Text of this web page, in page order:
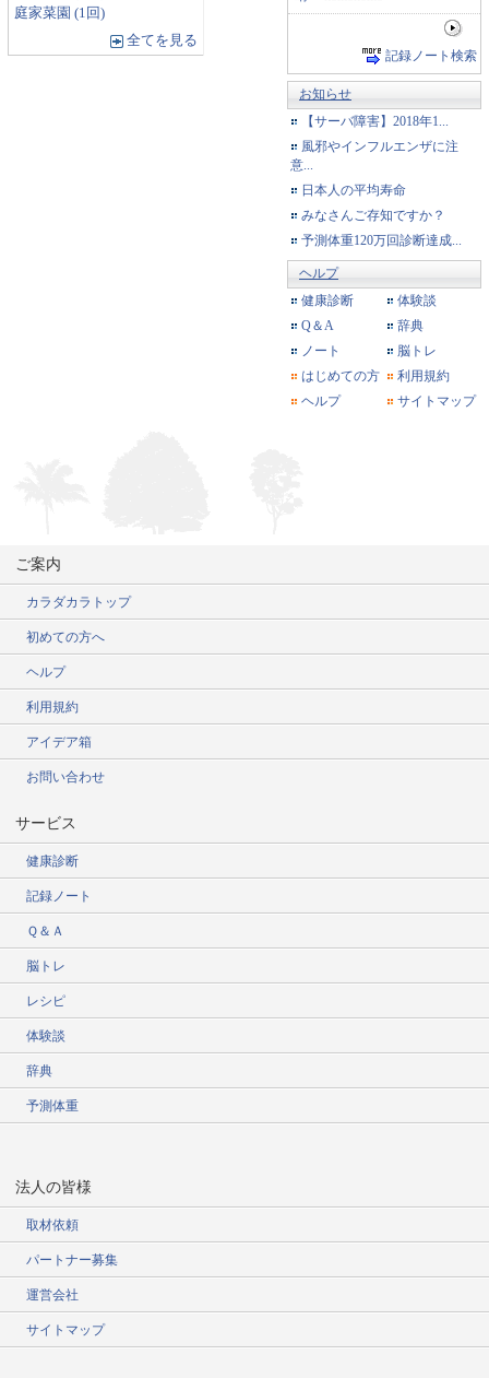
庭家菜園 (1回)
全てを見る
記録ノート検索
お知らせ
【サーバ障害】2018年1...
風邪やインフルエンザに注
意...
日本人の平均寿命
みなさんご存知ですか？
予測体重120万回診断達成...
ヘルプ
健康診断
体験談
Q＆A
辞典
ノート
脳トレ
はじめての方
利用規約
ヘルプ
サイトマップ
ご案内
カラダカラトップ
初めての方へ
ヘルプ
利用規約
アイデア箱
お問い合わせ
サービス
健康診断
記録ノート
Ｑ＆Ａ
脳トレ
レシピ
体験談
辞典
予測体重
法人の皆様
取材依頼
パートナー募集
運営会社
サイトマップ